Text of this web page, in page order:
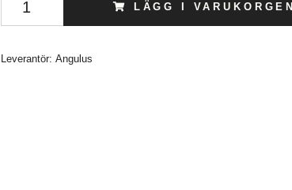
LÄGG I VARUKORGEN
Leverantör: Angulus